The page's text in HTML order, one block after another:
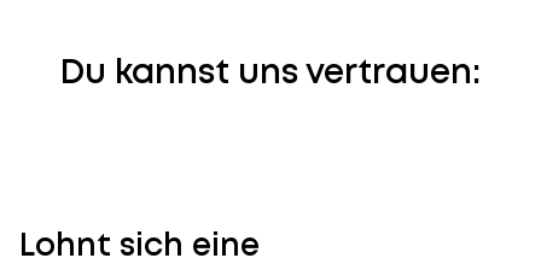
Du kannst uns vertrauen:
Lohnt sich eine